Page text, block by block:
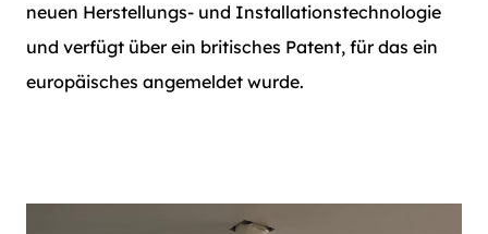
neuen Herstellungs- und Installationstechnologie
und verfügt über ein britisches Patent, für das ein
europäisches angemeldet wurde.